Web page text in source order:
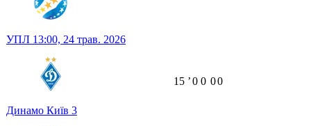
УПЛ 13:00, 24 трав. 2026
Динамо Київ 3
15 ʼ0 0 00